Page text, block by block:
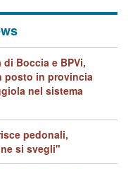
Boccia e BPVi,
posto in provincia
nel sistema
pedonali,
si svegli"